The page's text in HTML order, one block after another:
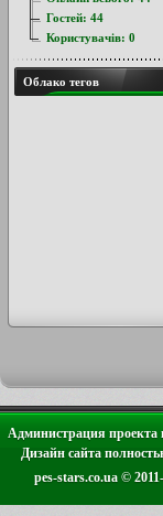
Гостей: 44
Користувачів: 0
Облако тегов
Администрация проекта
Дизайн сайта
pes-stars.co.ua ©